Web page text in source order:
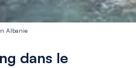
Albanie
dans le